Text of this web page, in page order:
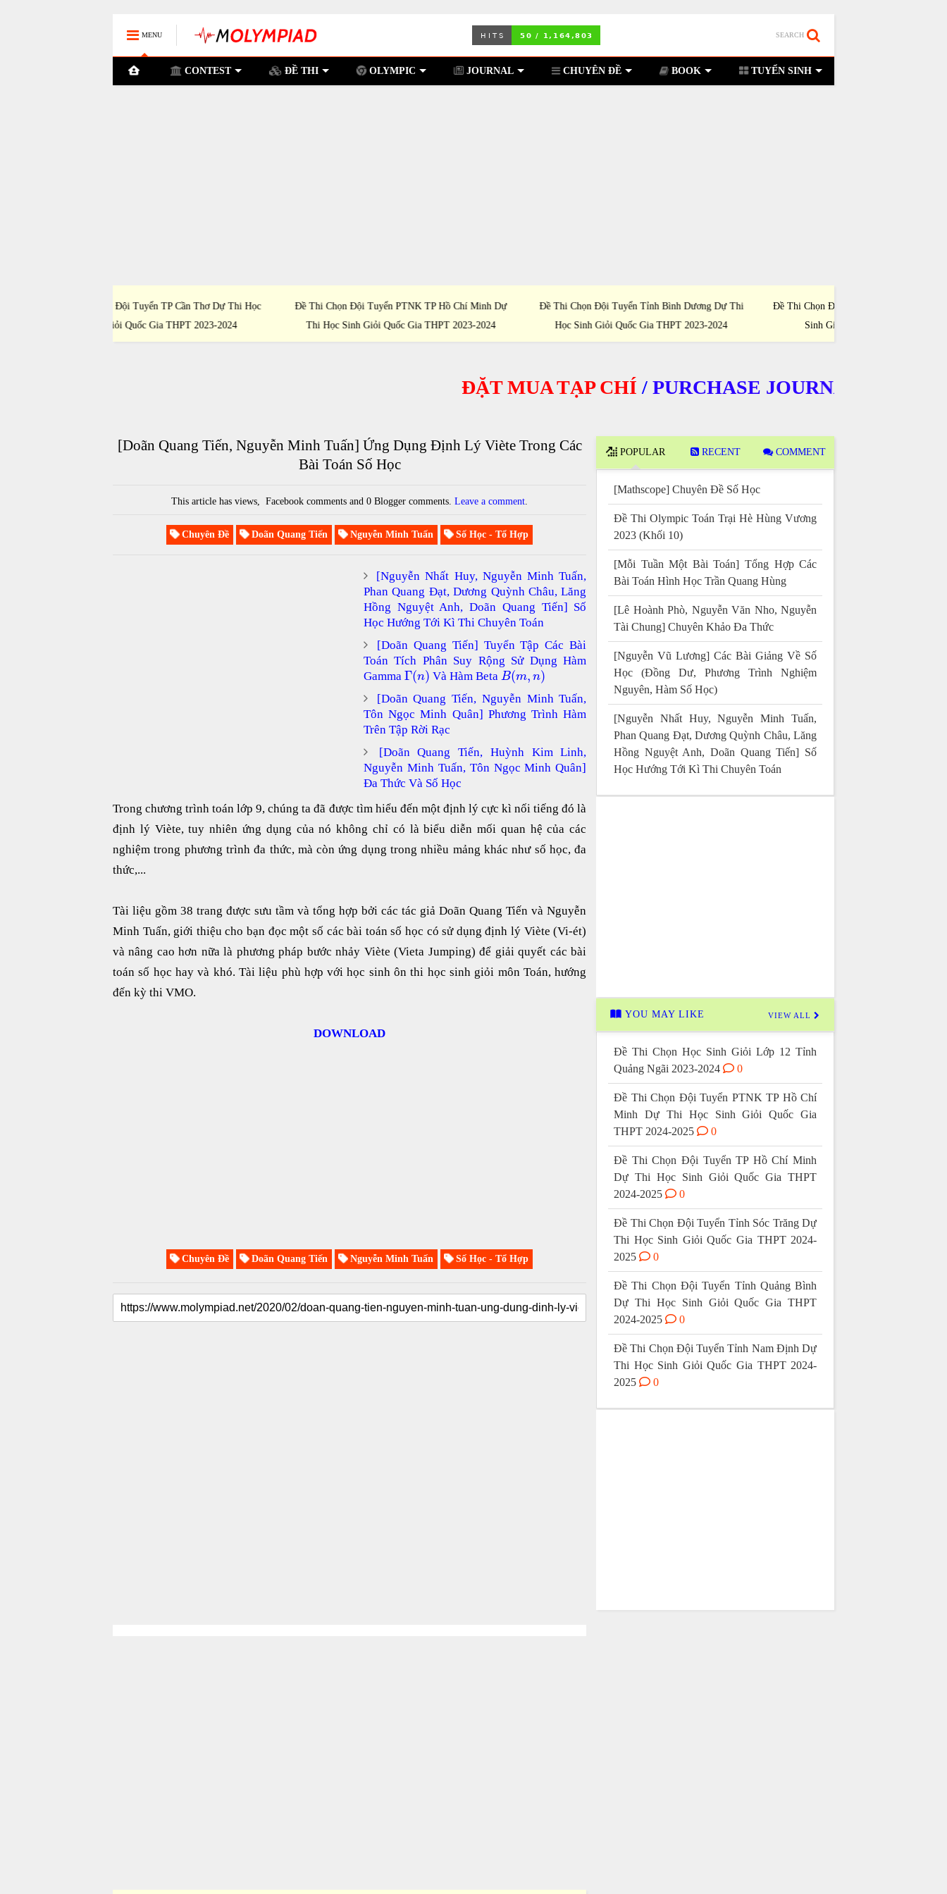
MENU SEARCH
CONTEST ĐỀ THI OLYMPIC JOURNAL CHUYÊN ĐỀ BOOK TUYỂN SINH
Đề Thi Chọn Đội Tuyển PTNK TP Hồ Chí Minh Dự
Thi Học Sinh Giỏi Quốc Gia THPT 2023-2024
Đề Thi Chọn Đội Tuyển Tỉnh Bình Dương Dự Thi
Học Sinh Giỏi Quốc Gia THPT 2023-2024
Đề Thi Chọn Đội Tuyển Tỉnh Lâm Đồng Dự Thi Học
Sinh Giỏi Quốc Gia THPT 2023-2024
ĐẶT MUA TẠP CHÍ/PURCHASE JOURNALS
[Doãn Quang Tiến, Nguyễn Minh Tuấn] Ứng Dụng Định Lý Viète Trong Các
Bài Toán Số Học
This article hasviews, Facebook comments and 0 Blogger comments.Leave a comment
Chuyên Đề Doãn Quang Tiến Nguyễn Minh Tuấn Số Học - Tổ Hợp
[Nguyễn Nhất Huy, Nguyễn Minh Tuấn,
Phan Quang Đạt, Dương Quỳnh Châu, Lăng
Hồng Nguyệt Anh, Doãn Quang Tiến] Số
Học Hướng Tới Kì Thi Chuyên Toán
[Doãn Quang Tiến] Tuyển Tập Các Bài
Toán Tích Phân Suy Rộng Sử Dụng Hàm
Gamma Γ(n) Và Hàm Beta B(m, n)
[Doãn Quang Tiến, Nguyễn Minh Tuấn,
Tôn Ngọc Minh Quân] Phương Trình Hàm
Trên Tập Rời Rạc
[Doãn Quang Tiến, Huỳnh Kim Linh,
Nguyễn Minh Tuấn, Tôn Ngọc Minh Quân]
Đa Thức Và Số Học
Trong chương trình toán lớp 9, chúng ta đã được tìm hiểu đến một định lý cực kì nối tiếng đó là
định lý Viète, tuy nhiên ứng dụng của nó không chỉ có là biểu diễn mối quan hệ của các
nghiệm trong phương trình đa thức, mà còn ứng dụng trong nhiều mảng khác như số học, đa
thức,...
Tài liệu gồm 38 trang được sưu tầm và tổng hợp bởi các tác giả Doãn Quang Tiến và Nguyễn
Minh Tuấn, giới thiệu cho bạn đọc một số các bài toán số học có sử dụng định lý Viète (Vi-ét)
và nâng cao hơn nữa là phương pháp bước nhảy Viète (Vieta Jumping) để giải quyết các bài
toán số học hay và khó. Tài liệu phù hợp với học sinh ôn thi học sinh giỏi môn Toán, hướng
đến kỳ thi VMO.
DOWNLOAD
Chuyên Đề Doãn Quang Tiến Nguyễn Minh Tuấn Số Học - Tổ Hợp
POPULAR RECENT COMMENT
[Mathscope] Chuyên Đề Số Học
Đề Thi Olympic Toán Trại Hè Hùng Vương
2023 (Khối 10)
[Mỗi Tuần Một Bài Toán] Tổng Hợp Các
Bài Toán Hình Học Trần Quang Hùng
[Lê Hoành Phò, Nguyễn Văn Nho, Nguyễn
Tài Chung] Chuyên Khảo Đa Thức
[Nguyễn Vũ Lương] Các Bài Giảng Về Số
Học (Đồng Dư, Phương Trình Nghiệm
Nguyên, Hàm Số Học)
[Nguyễn Nhất Huy, Nguyễn Minh Tuấn,
Phan Quang Đạt, Dương Quỳnh Châu, Lăng
Hồng Nguyệt Anh, Doãn Quang Tiến] Số
Học Hướng Tới Kì Thi Chuyên Toán
YOU MAY LIKE VIEW ALL
Đề Thi Chọn Học Sinh Giỏi Lớp 12 Tỉnh
Quảng Ngãi 2023-2024
0
Đề Thi Chọn Đội Tuyển PTNK TP Hồ Chí
Minh Dự Thi Học Sinh Giỏi Quốc Gia
THPT 2024-2025
0
Đề Thi Chọn Đội Tuyển TP Hồ Chí Minh
Dự Thi Học Sinh Giỏi Quốc Gia THPT
2024-2025
0
Đề Thi Chọn Đội Tuyển Tỉnh Sóc Trăng Dự
Thi Học Sinh Giỏi Quốc Gia THPT 2024-
2025
0
Đề Thi Chọn Đội Tuyển Tỉnh Quảng Bình
Dự Thi Học Sinh Giỏi Quốc Gia THPT
2024-2025
0
Đề Thi Chọn Đội Tuyển Tỉnh Nam Định Dự
Thi Học Sinh Giỏi Quốc Gia THPT 2024-
2025
0